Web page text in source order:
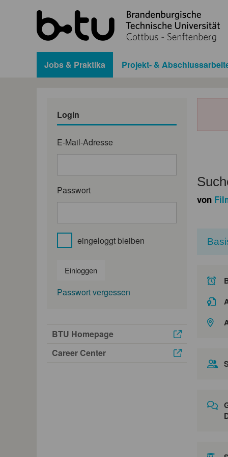
Jobs & Praktika Projekt- &
Login
E-Mail-Adresse
Passwort
eingeloggt bleiben
Einloggen
Passwort vergessen
BTU Homepage
Career Center
von